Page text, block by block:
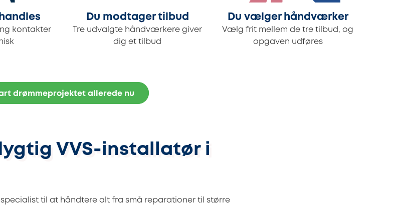
kontakter
Du modtager tilbud
Tre udvalgte håndværkere giver
dig et tilbud
Du vælger håndværker
Vælg frit mellem de tre tilbud, og
opgaven udføres
drømmeprojektet allerede nu
VVS-installatør i
til at håndtere alt fra små reparationer til større